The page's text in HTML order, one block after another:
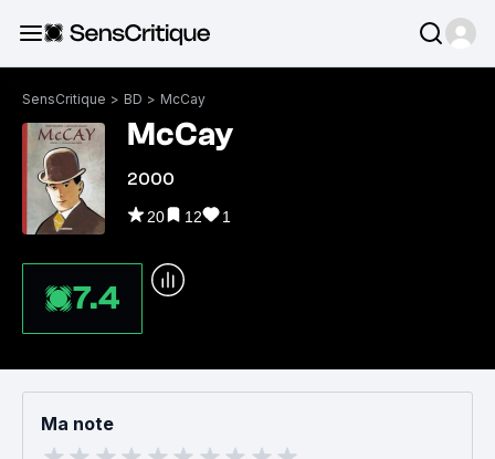
SensCritique > BD > McCay
McCay
2000
20 12 1
7.4
Ma note